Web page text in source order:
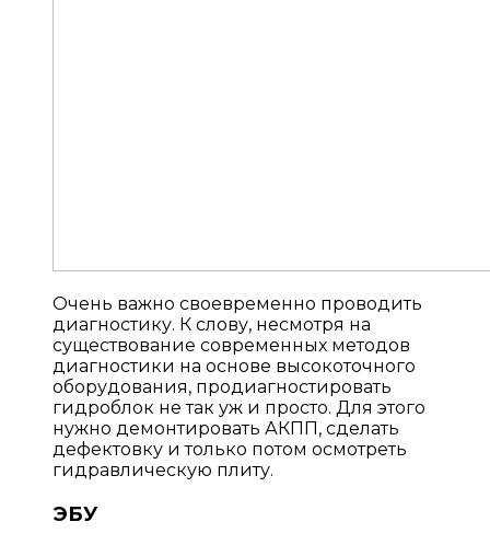
Очень важно своевременно проводить
диагностику. К слову, несмотря на
существование современных методов
диагностики на основе высокоточного
оборудования, продиагностировать
гидроблок не так уж и просто. Для этого
нужно демонтировать АКПП, сделать
дефектовку и только потом осмотреть
гидравлическую плиту.
ЭБУ